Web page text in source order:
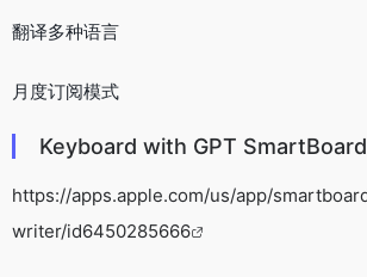
翻译多种语言
月度订阅模式
Keyboard with GPT
https://apps.apple.com/us/app/
writer/id6450285666